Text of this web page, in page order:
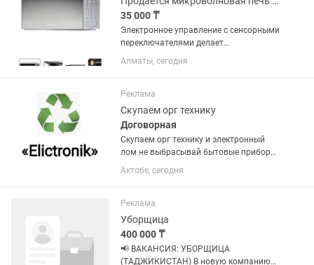
35 000 ₸
Электронное управление с сенсорными
переключателями делает
использование печи простым и
интуитивным. Серебристый цвет
современный вид, гармонично
вписываясь в любой...
Алматы, сегодня
Реклама
Скупаем орг технику
Договорная
Скупаем орг технику и электронный
лом не выбрасывай бытовые приборы
береги природу мы вам за это
заплатим.
Актобе, сегодня
Реклама
Уборщица
400 000 ₸
📢 ВАКАНСИЯ: УБОРЩИЦА
(ТАДЖИКИСТАН) В новую компанию